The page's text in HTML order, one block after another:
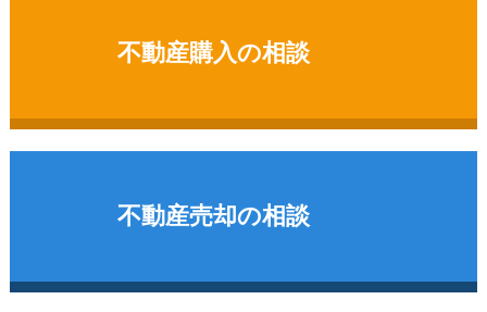
不動産購入の相談
不動産売却の相談